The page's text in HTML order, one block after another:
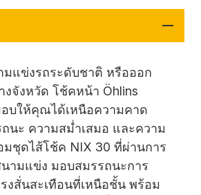
มแข่งรถระดับชาติ หรือออก
งจังหวัด โช้คหน้า Öhlins
อบให้คุณได้เหนือความคาด
นะ ความสม่ำเสมอ และความ
ชุดไส้โช้ค NIX 30 ที่ผ่านการ
ามแข่ง มอบสมรรถนะการ
งสั่นสะเทือนที่เหนือชั้น พร้อม